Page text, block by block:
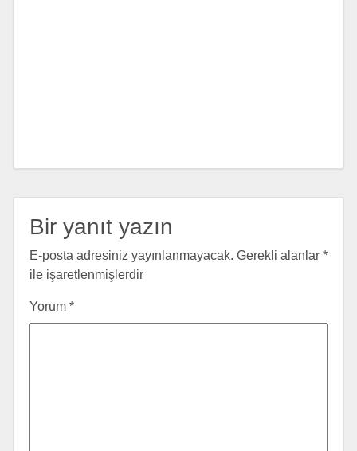
Bir yanıt yazın
E-posta adresiniz yayınlanmayacak. Gerekli alanlar *
ile işaretlenmişlerdir
Yorum *